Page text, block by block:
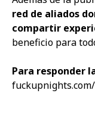
red de aliados
compartir
beneficio para
Para responder